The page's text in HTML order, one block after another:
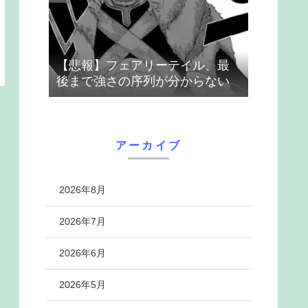
【悲報】フェアリーテイル、最
後まで強さの序列が分からない
アーカイブ
2026年8月
2026年7月
2026年6月
2026年5月